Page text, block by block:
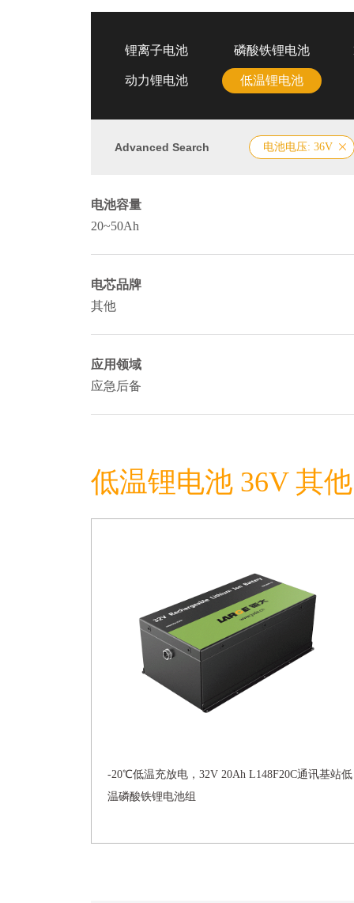
锂离子电池 磷酸铁锂电池
动力锂电池 低温锂电池
Advanced Search 电池电压: 36V
电池容量
20~50Ah
电芯品牌
其他
应用领域
应急后备
低温锂电池 36V 其他
-20℃低温充放电，32V 20Ah L148F20C通讯基站低
温磷酸铁锂电池组